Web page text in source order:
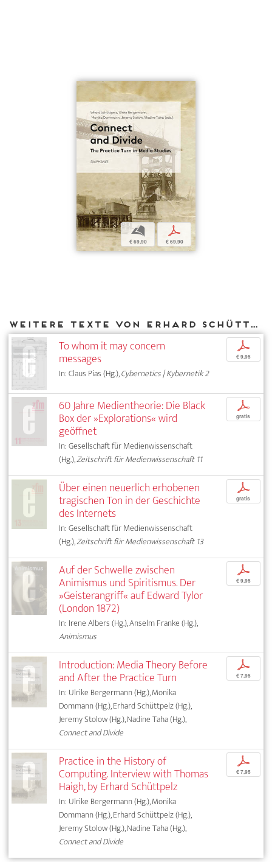
b
€ 69,90
p
€ 69,90
Weitere Texte von Erhard Schüttpelz bei DIAPHANES
To whom it may concern
messages
In: Claus Pias (Hg.),Cybernetics | Kybernetik 2
p
€ 9,95
60 Jahre Medientheorie: Die Black
Box der »Explorations« wird
geöffnet
In: Gesellschaft für Medienwissenschaft
(Hg.),Zeitschrift für Medienwissenschaft 11
p
gratis
Über einen neuerlich erhobenen
tragischen Ton in der Geschichte
des Internets
In: Gesellschaft für Medienwissenschaft
(Hg.),Zeitschrift für Medienwissenschaft 13
p
gratis
Auf der Schwelle zwischen
Animismus und Spiritismus. Der
»Geisterangriff« auf Edward Tylor
(London 1872)
In: Irene Albers (Hg.), Anselm Franke (Hg.),
Animismus
p
€ 9,95
Introduction: Media Theory Before
and After the Practice Turn
In: Ulrike Bergermann (Hg.), Monika
Dommann (Hg.), Erhard Schüttpelz (Hg.),
Jeremy Stolow (Hg.), Nadine Taha (Hg.),
Connect and Divide
p
€ 7,95
Practice in the History of
Computing. Interview with Thomas
Haigh, by Erhard Schüttpelz
In: Ulrike Bergermann (Hg.), Monika
Dommann (Hg.), Erhard Schüttpelz (Hg.),
Jeremy Stolow (Hg.), Nadine Taha (Hg.),
Connect and Divide
p
€ 7,95